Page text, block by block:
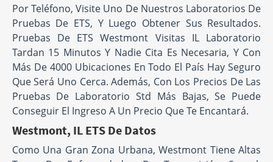
Por Teléfono, Visite Uno De Nuestros Laboratorios De
Pruebas De ETS, Y Luego Obtener Sus Resultados.
Pruebas De ETS Westmont Visitas IL Laboratorio
Tardan 15 Minutos Y Nadie Cita Es Necesaria, Y Con
Más De 4000 Ubicaciones En Todo El País Hay Seguro
Que Será Uno Cerca. Además, Con Los Precios De Las
Pruebas De Laboratorio Std Más Bajas, Se Puede
Conseguir El Ingreso A Un Precio Que Te Encantará.
Westmont, IL ETS De Datos
Como Una Gran Zona Urbana, Westmont Tiene Altas